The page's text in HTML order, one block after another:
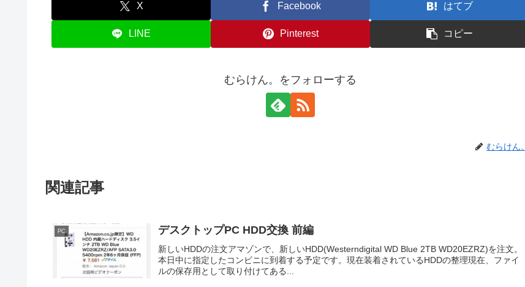
X Facebook はてブ
LINE Pinterest コピー
むらけん。をフォローする
むらけん。
関連記事
PC デスクトップPC HDD交換 前編
新しいHDDの注文アマゾンで、新しいHDD(Westerndigital WD Blue 2TB WD20EZRZ)を注文。
本日中に指定したコンビニに到着する予定です。現在装着されているHDDの整理現在、ファイ
ルの保存用として取り付けてある...